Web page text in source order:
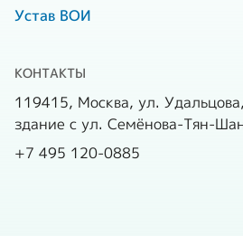
Устав ВОИ
КОНТАКТЫ
119415, Москва, ул.
здание с ул. Семёнова-Тян-
+7 495 120-0885